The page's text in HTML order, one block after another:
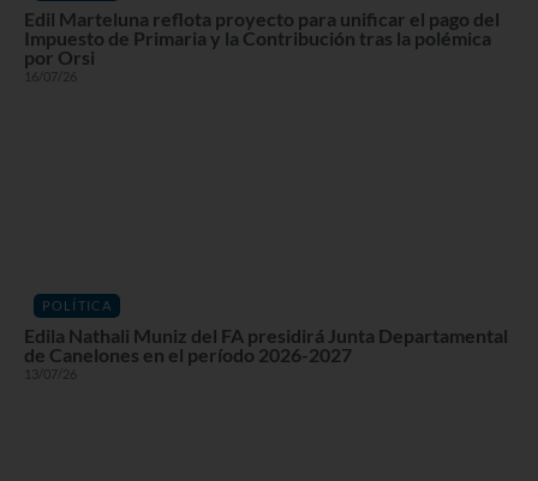
Edil Marteluna reflota proyecto para unificar el pago del
Impuesto de Primaria y la Contribución tras la polémica
por Orsi
16/07/26
POLÍTICA
Edila Nathali Muniz del FA presidirá Junta Departamental
de Canelones en el período 2026-2027
13/07/26